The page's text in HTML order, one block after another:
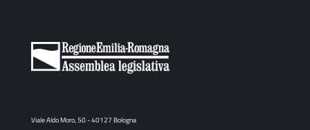
Viale Aldo Moro, 50 - 40127 Bologna